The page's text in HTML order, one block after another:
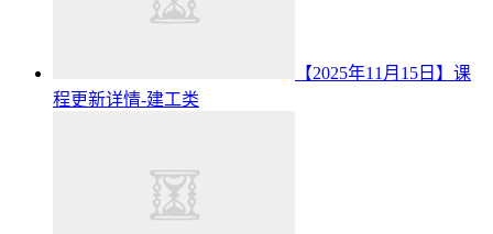
【2025年11月15日】课
程更新详情-建工类